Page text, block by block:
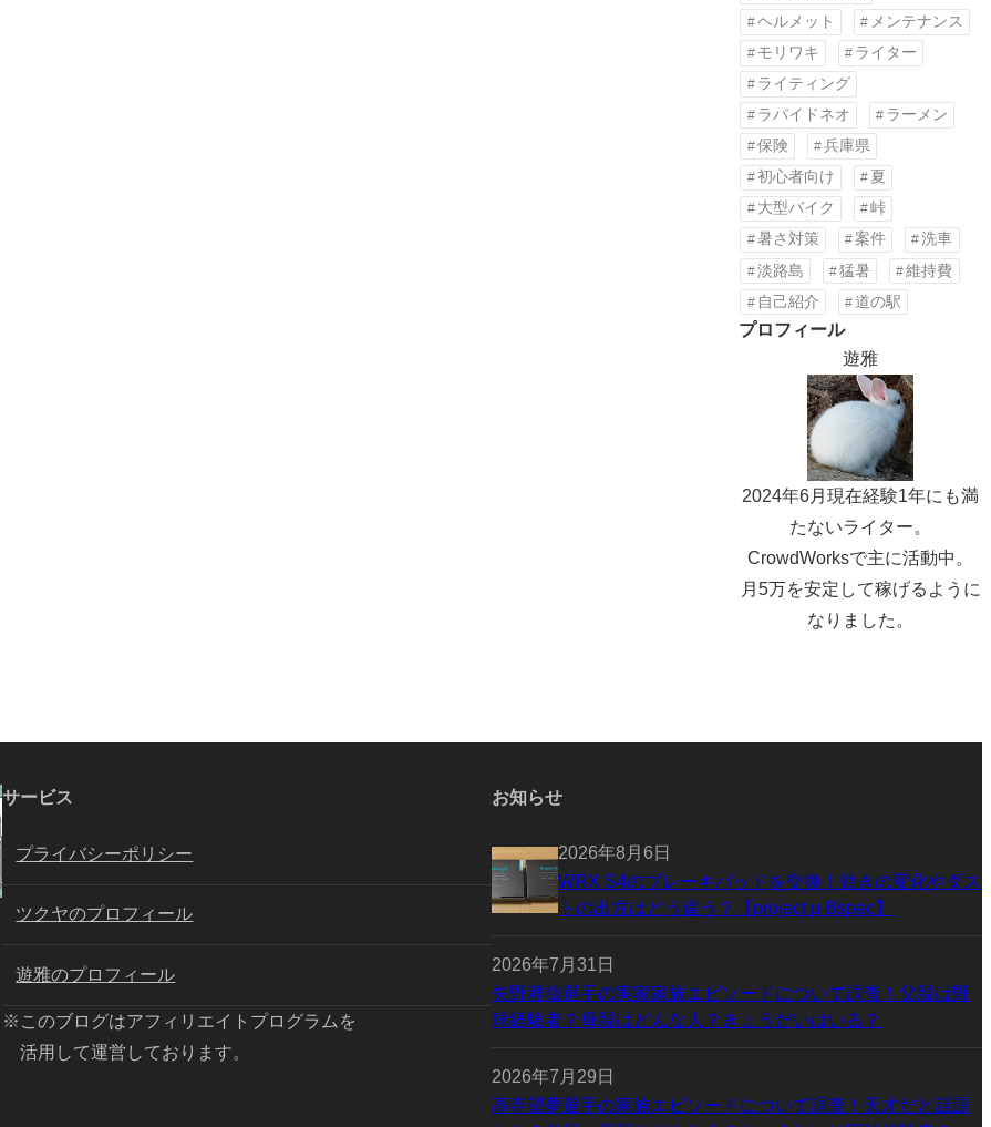
ヘルメット
メンテナンス
モリワキ
ライター
ライティング
ラパイドネオ
ラーメン
保険
兵庫県
初心者向け
夏
大型バイク
峠
暑さ対策
案件
洗車
淡路島
猛暑
維持費
自己紹介
道の駅
プロフィール
遊雅
2024年6月現在経験1年にも満
たないライター。
CrowdWorksで主に活動中。
月5万を安定して稼げるように
なりました。
サービス
プライバシーポリシー
ツクヤのプロフィール
遊雅のプロフィール
※このブログはアフィリエイトプログラムを
活用して運営しております。
お知らせ
2026年8月6日
WRX S4のブレーキパッドを交換！効きの変化やダス
トの出方はどう違う？【project μ Bspec】
2026年7月31日
矢野雅哉選手の実家家族エピソードについて調査！父親は野
球経験者？母親はどんな人？きょうだいはいる？
2026年7月29日
髙寺望夢選手の家族エピソードについて調査！天才だと話題